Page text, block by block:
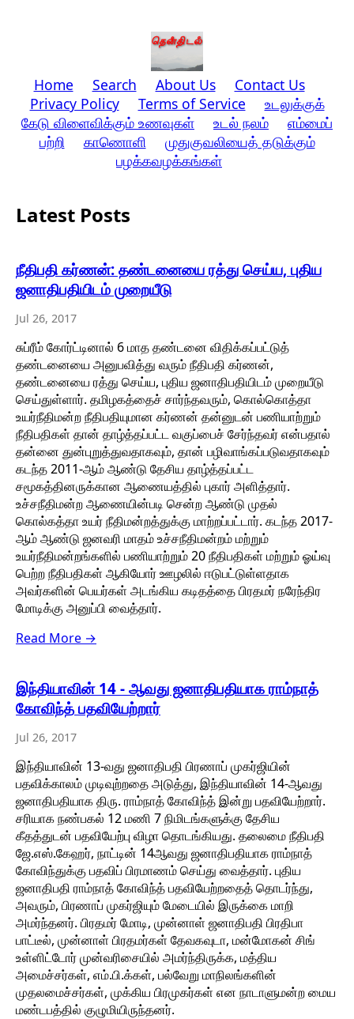
Home Search About Us
Contact Us
Privacy Policy
Terms of Service
உடலுக்குக்
கேடு விளைவிக்கும் உணவுகள்
உடல் நலம்
எம்மைப்
பற்றி
காணொளி
முதுகுவலியைத் தடுக்கும்
பழக்கவழக்கங்கள்
Latest Posts
நீதிபதி கர்ணன்: தண்டனையை ரத்து செய்ய, புதிய
ஜனாதிபதியிடம் முறையீடு
Jul 26, 2017
சுப்ரீம் கோர்ட்டினால் 6 மாத தண்டனை விதிக்கப்பட்டுத்
தண்டனையை அனுபவித்து வரும் நீதிபதி கர்ணன்,
தண்டனையை ரத்து செய்ய, புதிய ஜனாதிபதியிடம் முறையீடு
செய்துள்ளார். தமிழகத்தைச் சார்ந்தவரும், கொல்கொத்தா
உயர்நீதிமன்ற நீதிபதியுமான கர்ணன் தன்னுடன் பணியாற்றும்
நீதிபதிகள் தான் தாழ்த்தப்பட்ட வகுப்பைச் சேர்ந்தவர் என்பதால்
தன்னை துன்புறுத்துவதாகவும், தான் பழிவாங்கப்படுவதாகவும்
கடந்த 2011-ஆம் ஆண்டு தேசிய தாழ்த்தப்பட்ட
சமூகத்தினருக்கான ஆணையத்தில் புகார் அளித்தார்.
உச்சநீதிமன்ற ஆணையின்படி சென்ற ஆண்டு முதல்
கொல்கத்தா உயர் நீதிமன்றத்துக்கு மாற்றப்பட்டார். கடந்த 2017-
ஆம் ஆண்டு ஜனவரி மாதம் உச்சநீதிமன்றம் மற்றும்
உயர்நீதிமன்றங்களில் பணியாற்றும் 20 நீதிபதிகள் மற்றும் ஓய்வு
பெற்ற நீதிபதிகள் ஆகியோர் ஊழலில் ஈடுபட்டுள்ளதாக
அவர்களின் பெயர்கள் அடங்கிய கடிதத்தை பிரதமர் நரேந்திர
மோடிக்கு அனுப்பி வைத்தார்.
Read More →
இந்தியாவின் 14 - ஆவது ஜனாதிபதியாக ராம்நாத்
கோவிந்த் பதவியேற்றார்
Jul 26, 2017
இந்தியாவின் 13-வது ஜனாதிபதி பிரணாப் முகர்ஜியின்
பதவிக்காலம் முடிவுற்றதை அடுத்து, இந்தியாவின் 14-ஆவது
ஜனாதிபதியாக திரு. ராம்நாத் கோவிந்த் இன்று பதவியேற்றார்.
சரியாக நண்பகல் 12 மணி 7 நிமிடங்களுக்கு தேசிய
கீதத்துடன் பதவியேற்பு விழா தொடங்கியது. தலைமை நீதிபதி
ஜே.எஸ்.கேஹர், நாட்டின் 14ஆவது ஜனாதிபதியாக ராம்நாத்
கோவிந்துக்கு பதவிப் பிரமாணம் செய்து வைத்தார். புதிய
ஜனாதிபதி ராம்நாத் கோவிந்த் பதவியேற்றதைத் தொடர்ந்து,
அவரும், பிரணாப் முகர்ஜியும் மேடையில் இருக்கை மாறி
அமர்ந்தனர். பிரதமர் மோடி, முன்னாள் ஜனாதிபதி பிரதிபா
பாட்டீல், முன்னாள் பிரதமர்கள் தேவகவுடா, மன்மோகன் சிங்
உள்ளிட்டோர் முன்வரிசையில் அமர்ந்திருக்க, மத்திய
அமைச்சர்கள், எம்.பி.க்கள், பல்வேறு மாநிலங்களின்
முதலமைச்சர்கள், முக்கிய பிரமுகர்கள் என நாடாளுமன்ற மைய
மண்டபத்தில் குழுமியிருந்தனர்.